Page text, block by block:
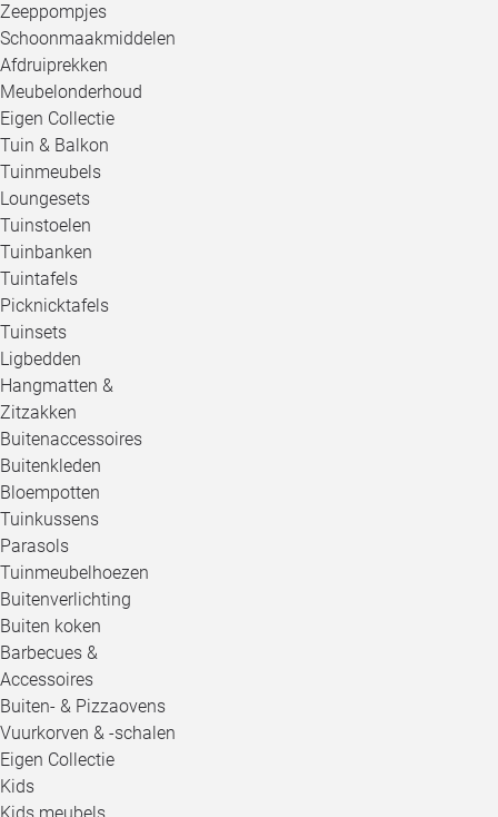
Zeeppompjes
Schoonmaakmiddelen
Afdruiprekken
Meubelonderhoud
Eigen Collectie
Tuin & Balkon
Tuinmeubels
Loungesets
Tuinstoelen
Tuinbanken
Tuintafels
Picknicktafels
Tuinsets
Ligbedden
Hangmatten &
Zitzakken
Buitenaccessoires
Buitenkleden
Bloempotten
Tuinkussens
Parasols
Tuinmeubelhoezen
Buitenverlichting
Buiten koken
Barbecues &
Accessoires
Buiten- & Pizzaovens
Vuurkorven & -schalen
Eigen Collectie
Kids